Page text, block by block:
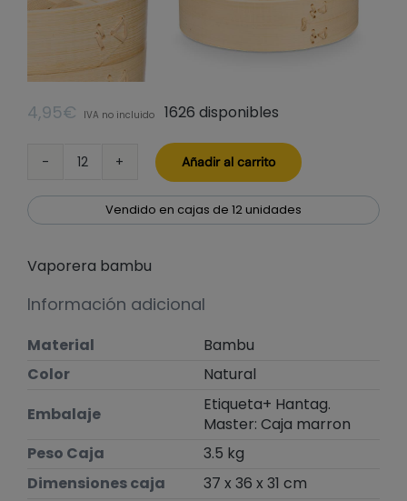
4,95€ IVA no incluido 1626 disponibles
Vaporera
cantidad
Añadir al carrito
Vendido en cajas de 12 unidades
Vaporera bambu
Información adicional
Material
Bambu
Color
Natural
Embalaje
Etiqueta+ Hantag.
Master: Caja marron
Peso Caja
3.5 kg
Dimensiones caja
37 x 36 x 31 cm